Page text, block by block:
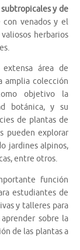
y de
venados y el
herbarios
área de
amplia colección
objetivo la
botánica, y su
de plantas de
pueden explorar
jardines alpinos,
entre otros.
función
estudiantes de
y talleres para
sobre la
de las plantas a